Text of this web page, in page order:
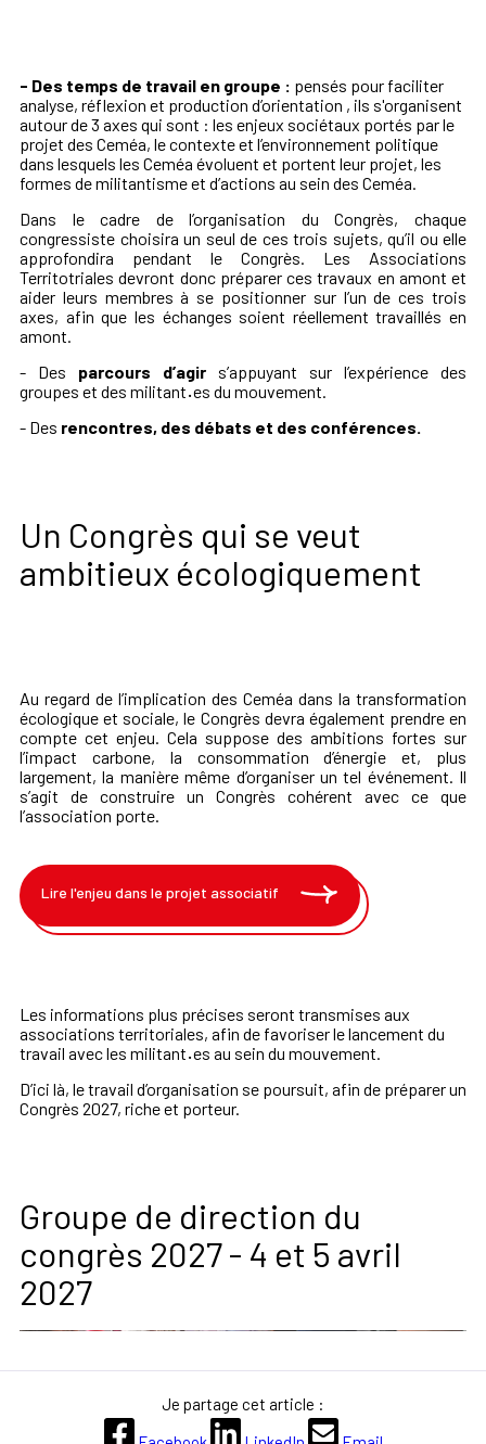
- Des temps de travail en groupe : pensés pour faciliter
analyse, réflexion et production d’orientation , ils s'organisent
autour de 3 axes qui sont : les enjeux sociétaux portés par le
projet des Ceméa, le contexte et l’environnement politique
dans lesquels les Ceméa évoluent et portent leur projet, les
formes de militantisme et d’actions au sein des Ceméa.
Dans le cadre de l’organisation du Congrès, chaque
congressiste choisira un seul de ces trois sujets, qu’il ou elle
approfondira pendant le Congrès. Les Associations
Territotriales devront donc préparer ces travaux en amont et
aider leurs membres à se positionner sur l’un de ces trois
axes, afin que les échanges soient réellement travaillés en
amont.
- Des parcours d’agir s’appuyant sur l’expérience des
groupes et des militant·es du mouvement.
- Des rencontres, des débats et des conférences.
Un Congrès qui se veut
ambitieux écologiquement
Au regard de l’implication des Ceméa dans la transformation
écologique et sociale, le Congrès devra également prendre en
compte cet enjeu. Cela suppose des ambitions fortes sur
l’impact carbone, la consommation d’énergie et, plus
largement, la manière même d’organiser un tel événement. Il
s’agit de construire un Congrès cohérent avec ce que
l’association porte.
Lire l'enjeu dans le projet associatif
Les informations plus précises seront transmises aux
associations territoriales, afin de favoriser le lancement du
travail avec les militant·es au sein du mouvement.
D’ici là, le travail d’organisation se poursuit, afin de préparer un
Congrès 2027, riche et porteur.
Groupe de direction du
congrès 2027 - 4 et 5 avril
2027
Je partage cet article :